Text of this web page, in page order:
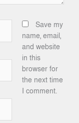
Save my
name, email,
and website
in this
browser for
the next time
I comment.